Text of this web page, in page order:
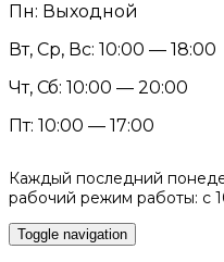
Пн: Выходной
Вт, Ср, Вс: 10:00 — 18:00
Чт, Сб: 10:00 — 20:00
Пт: 10:00 — 17:00
Каждый последний
рабочий режим работы: с
Toggle navigation